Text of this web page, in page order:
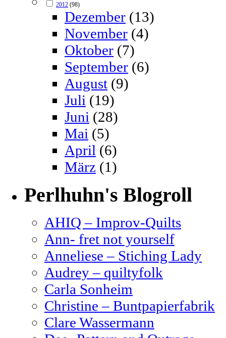
2012 (98)
Dezember (13)
November (4)
Oktober (7)
September (6)
August (9)
Juli (19)
Juni (28)
Mai (5)
April (6)
März (1)
Perlhuhn's Blogroll
AHIQ – Improv-Quilts
Ann- fret not yourself
Anneliese – Stiching Lady
Audrey – quiltyfolk
Carla Sonheim
Christine – Buntpapierfabrik
Clare Wassermann